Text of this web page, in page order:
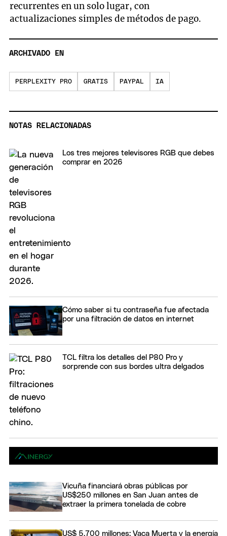
recurrentes en un solo lugar, con
actualizaciones simples de métodos de pago.
ARCHIVADO EN
PERPLEXITY PRO GRATIS PAYPAL IA
NOTAS RELACIONADAS
Los tres mejores televisores RGB que debes
comprar en 2026
Cómo saber si tu contraseña fue afectada
por una filtración de datos en internet
TCL filtra los detalles del P80 Pro y
sorprende con sus bordes ultra delgados
Vicuña financiará obras públicas por
US$250 millones en San Juan antes de
extraer la primera tonelada de cobre
US$ 5.700 millones: Vaca Muerta y la energía